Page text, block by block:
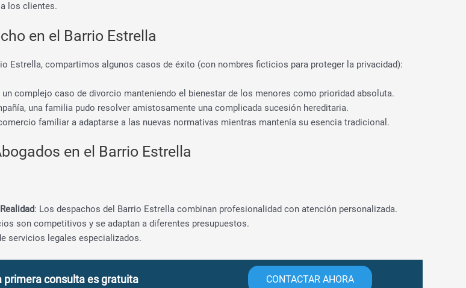
los clientes.
en el Barrio Estrella
Estrella, compartimos algunos casos de éxito (con nombres ficticios para proteger la privacidad):
complejo caso de divorcio manteniendo el bienestar de los menores como prioridad absoluta.
una familia pudo resolver amistosamente una complicada sucesión hereditaria.
familiar a adaptarse a las nuevas normativas mientras mantenía su esencia tradicional.
en el Barrio Estrella
Realidad: Los despachos del Barrio Estrella combinan profesionalidad con atención personalizada.
son competitivos y se adaptan a diferentes presupuestos.
servicios legales especializados.
primera consulta es gratuita CONTACTAR AHORA